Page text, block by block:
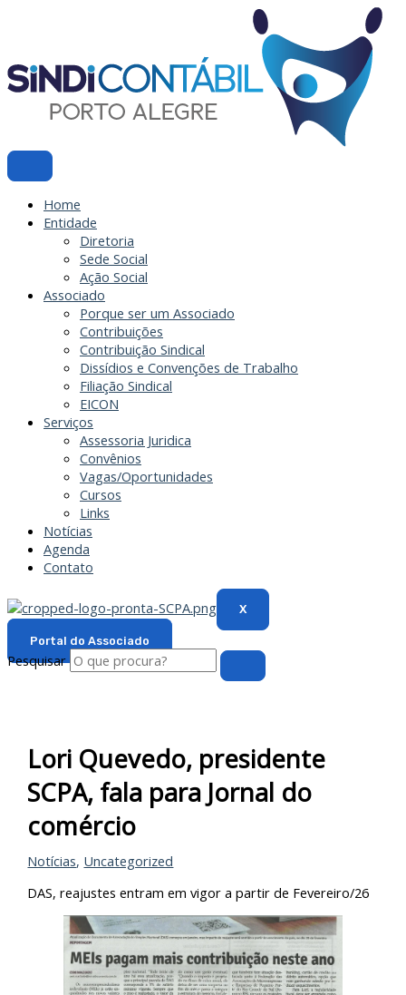
conteúdo
Home
Entidade
Diretoria
Sede Social
Ação Social
Associado
Porque ser um Associado
Contribuições
Contribuição Sindical
Dissídios e Convenções de Trabalho
Filiação Sindical
EICON
Serviços
Assessoria Juridica
Convênios
Vagas/Oportunidades
Cursos
Links
Notícias
Agenda
Contato
X
Portal do Associado
Pesquisar
Lori Quevedo, presidente
SCPA, fala para Jornal do
comércio
Notícias, Uncategorized
DAS, reajustes entram em vigor a partir de Fevereiro/26